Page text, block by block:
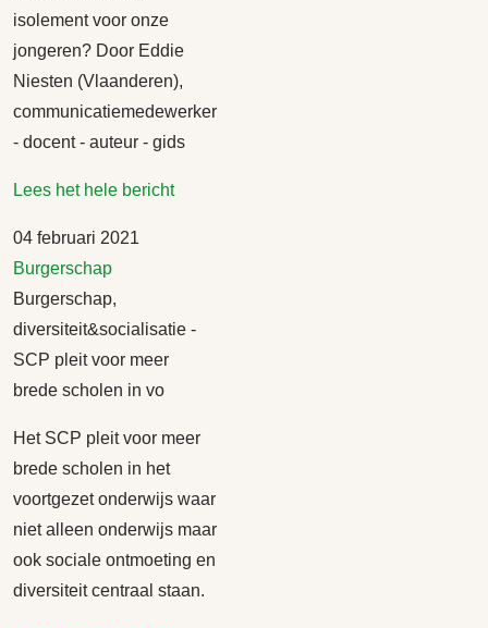
isolement voor onze
jongeren? Door Eddie
Niesten (Vlaanderen),
communicatiemedewerker
- docent - auteur - gids
Lees het hele bericht
04 februari 2021
Burgerschap
Burgerschap,
diversiteit&socialisatie -
SCP pleit voor meer
brede scholen in vo
Het SCP pleit voor meer
brede scholen in het
voortgezet onderwijs waar
niet alleen onderwijs maar
ook sociale ontmoeting en
diversiteit centraal staan.